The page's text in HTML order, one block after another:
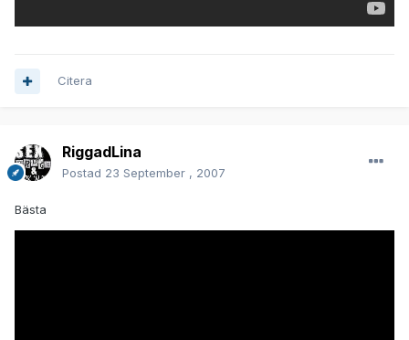
Citera
RiggadLina
Postad 23 September , 2007
Bästa